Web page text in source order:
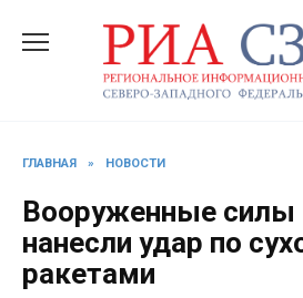
содержанию
ГЛАВНАЯ » НОВОСТИ
Вооруженные силы
нанесли удар по
ракетами